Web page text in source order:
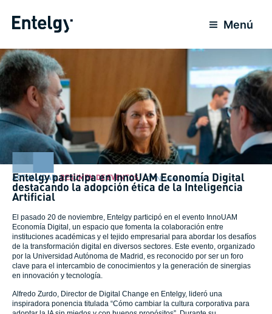
para
conteúdo
Menú
ACTUALIDAD,RESUMEN DE EVENTOS 27 Novembro 2024
Entelgy participa en InnoUAM Economía Digital
destacando la adopción ética de la Inteligencia
Artificial
El pasado 20 de noviembre, Entelgy participó en el evento InnoUAM
Economía Digital, un espacio que fomenta la colaboración entre
instituciones académicas y el tejido empresarial para abordar los desafíos
de la transformación digital en diversos sectores. Este evento, organizado
por la Universidad Autónoma de Madrid, es reconocido por ser un foro
clave para el intercambio de conocimientos y la generación de sinergias
en innovación y tecnología.
Alfredo Zurdo, Director de Digital Change en Entelgy, lideró una
inspiradora ponencia titulada “Cómo cambiar la cultura corporativa para